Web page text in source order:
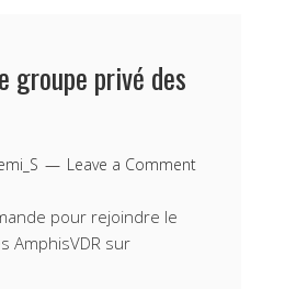
groupe privé des
Leave a Comment
pour rejoindre le
AmphisVDR sur